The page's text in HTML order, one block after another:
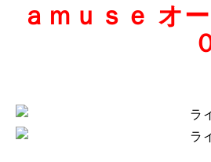
ａｍｕｓｅ オ